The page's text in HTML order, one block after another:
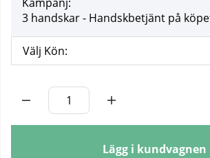
3 handskar - Handskbetjänt på
Välj Kön:
Lägg i kundvagnen